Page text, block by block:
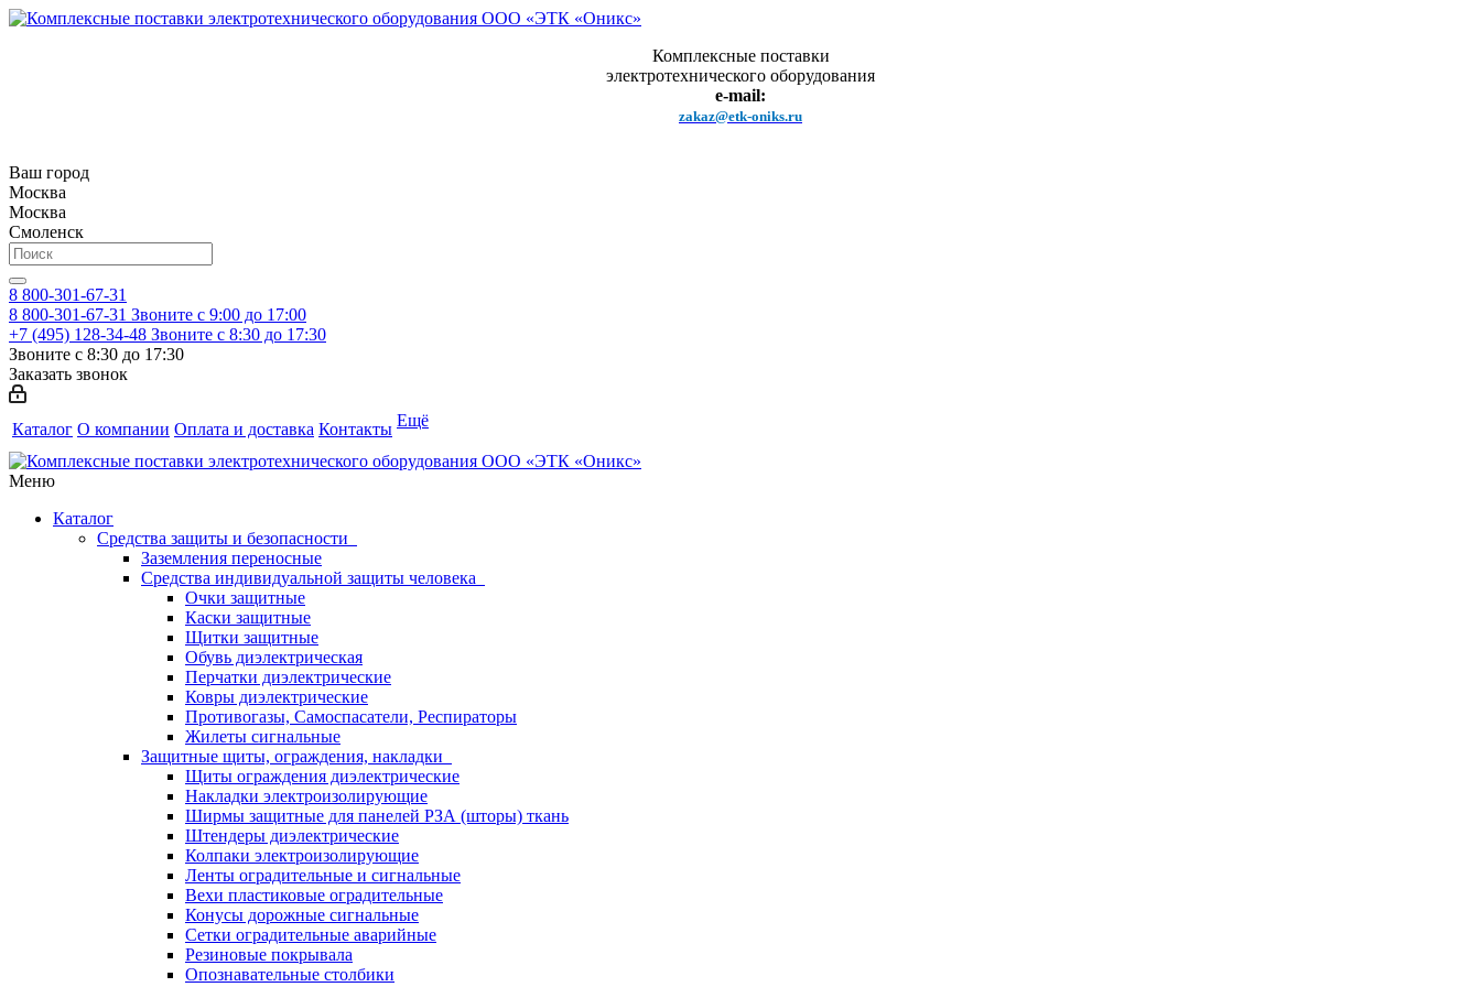
Комплексные поставки
электротехнического оборудования
e-mail:
zakaz@etk-oniks.ru
Ваш город
Москва
Москва
Смоленск
8 800-301-67-31
8 800-301-67-31 Звоните с 9:00 до 17:00
+7 (495) 128-34-48 Звоните с 8:30 до 17:30
Звоните с 8:30 до 17:30
Заказать звонок
Каталог О компании Оплата и доставка Контакты Ещё
Меню
Каталог
Средства защиты и безопасности
Заземления переносные
Средства индивидуальной защиты человека
Очки защитные
Каски защитные
Щитки защитные
Обувь диэлектрическая
Перчатки диэлектрические
Ковры диэлектрические
Противогазы, Самоспасатели, Респираторы
Жилеты сигнальные
Защитные щиты, ограждения, накладки
Щиты ограждения диэлектрические
Накладки электроизолирующие
Ширмы защитные для панелей РЗА (шторы) ткань
Штендеры диэлектрические
Колпаки электроизолирующие
Ленты оградительные и сигнальные
Вехи пластиковые оградительные
Конусы дорожные сигнальные
Сетки оградительные аварийные
Резиновые покрывала
Опознавательные столбики